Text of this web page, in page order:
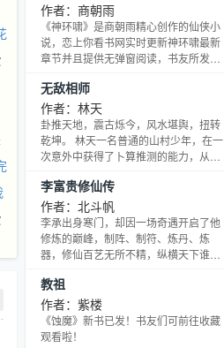
作者：商朝雨
《神环啸》是商朝雨精心创作的仙侠小
说，恋上你看书网实时更新神环啸最新
章节并且提供无弹窗阅读，书友所发表
赞同或者支持神环啸读者的观点。
无敌相师
作者：林天
卦推天地，震古烁今，风水堪舆，扭转
乾坤。 林天一名普通的山村少年，在一
次意外中获得了卜算推测的能力，从此
断测，铁口直断，一卦千金。 结金丹，
入大道，笑傲红尘。 新书（神冥霸主）
已开，主要是一本现代修真并且增添重
头灵异的爽文作品，希望大家喜欢。
李富贵修仙传
作者：北斗帆
李承出身寒门，却因一场奇遇开启了他
修炼的巅峰，制阵、制符、炼丹、炼
器，修仙百艺无所不精，纵横天下谁敢
能否站在世界的巅峰？
教祖
作者：紫楼
《蚀魔》新书已发！书友们可前往收藏
观看啦！